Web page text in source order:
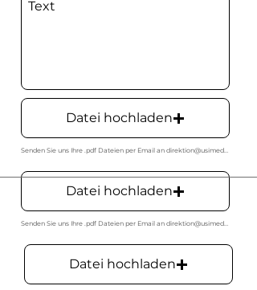
Datei hochladen
Senden Sie uns Ihre .pdf Dateien per Email an direktion@usimedur.ch
Datei hochladen
Senden Sie uns Ihre .pdf Dateien per Email an direktion@usimedur.ch
Datei hochladen